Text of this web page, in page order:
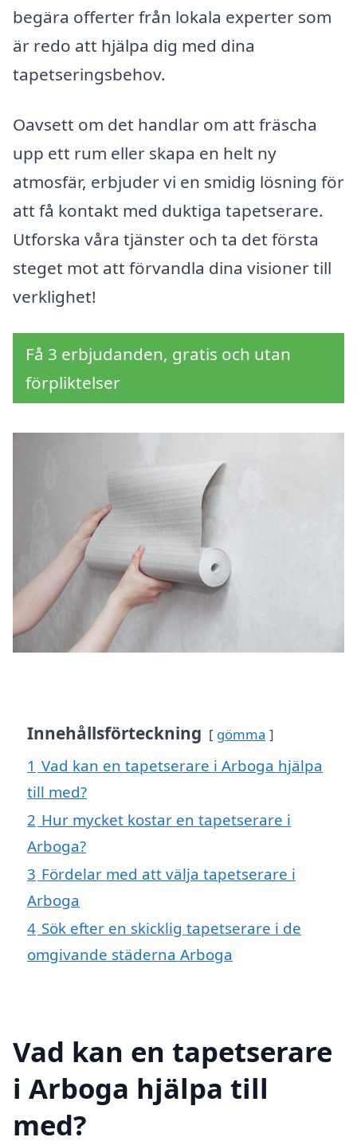
begära offerter från lokala experter som
är redo att hjälpa dig med dina
tapetseringsbehov.
Oavsett om det handlar om att fräscha
upp ett rum eller skapa en helt ny
atmosfär, erbjuder vi en smidig lösning för
att få kontakt med duktiga tapetserare.
Utforska våra tjänster och ta det första
steget mot att förvandla dina visioner till
verklighet!
Få 3 erbjudanden, gratis och utan
förpliktelser
Innehållsförteckning gömma
1 Vad kan en tapetserare i Arboga hjälpa
till med?
2 Hur mycket kostar en tapetserare i
Arboga?
3 Fördelar med att välja tapetserare i
Arboga
4 Sök efter en skicklig tapetserare i de
omgivande städerna Arboga
Vad kan en tapetserare
i Arboga hjälpa till
med?